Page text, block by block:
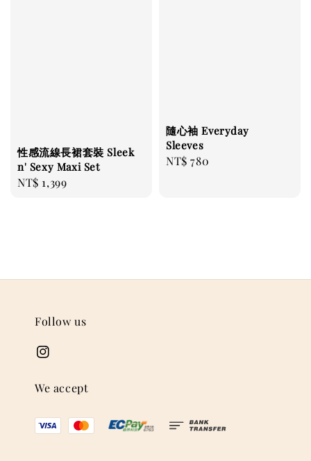
性感流線長裙套裝 Sleek
n' Sexy Maxi Set
Regular
NT$ 1,399
隨心袖 Everyday
Sleeves
Regular
NT$ 780
Follow us
We accept